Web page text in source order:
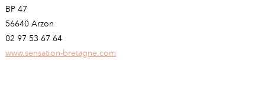
BP 47
56640 Arzon
02 97 53 67 64
www.sensation-bretagne.com